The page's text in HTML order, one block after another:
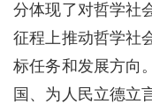
分体现了对哲学社
征程上推动哲学社
标任务和发展方向
国、为人民立德立